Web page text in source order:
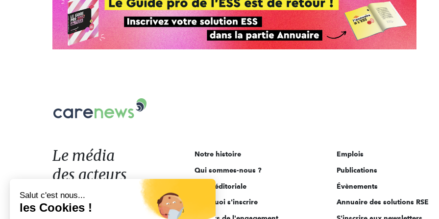
Le
acteurs
de
l'engagement
Le média
des acteurs
de l'engagement
Notre histoire
Qui sommes-nous ?
Ligne éditoriale
Pourquoi s'inscrire
Emplois
Publications
Évènements
Annuaire des solutions RSE
Salut c'est nous...
les Cookies !